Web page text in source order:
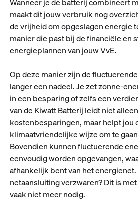
Wanneer je de batterij combineert
maakt dit jouw verbruik nog
de vrijheid om opgeslagen energie
manier die past bij de financiële en
energieplannen van jouw VvE.
Op deze manier zijn de
langer een nadeel. Je zet zonne-
in een besparing of zelfs een
van de Kiwatt Batterij leidt niet
kostenbesparingen, maar helpt jou
klimaatvriendelijke wijze om te
Bovendien kunnen fluctuerende
eenvoudig worden opgevangen,
afhankelijk bent van het energienet.
netaansluiting verzwaren? Dit is met
vaak niet meer nodig.